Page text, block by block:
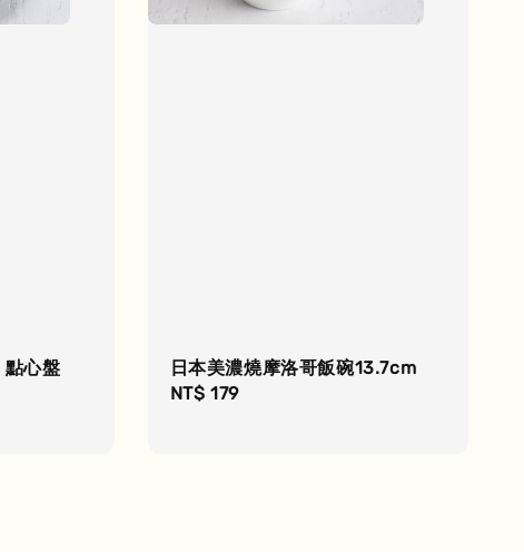
點心盤
日本美濃燒摩洛哥飯碗13.7cm
Regular
NT$ 179